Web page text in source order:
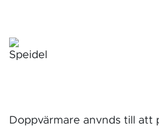
Doppvärmare anvnds till att